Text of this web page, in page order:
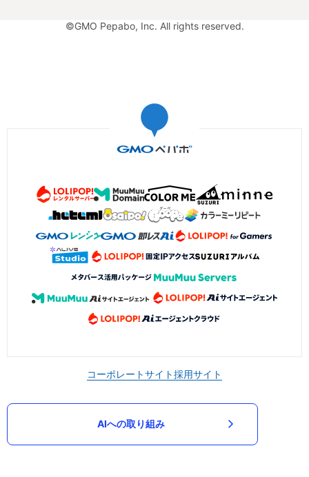
©GMO Pepabo, Inc. All rights reserved.
コーポレートサイト採用サイト
AIへの取り組み